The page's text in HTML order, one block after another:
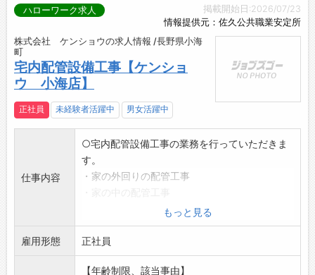
掲載開始日:2026/07/23
情報提供元：佐久公共職業安定所
ハローワーク求人
株式会社 ケンショウの求人情報 /長野県小海
町
宅内配管設備工事【ケンショ
ウ 小海店】
正社員 未経験者活躍中 男女活躍中
仕事内容
○宅内配管設備工事の業務を行っていただきま
す。
・家の外回りの配管工事
・住宅機器の取り付け工事
・リフォーム(ユニットバス、キッチン、洗面
台、便器)に伴なう
配管工事などの作業です。
もっと見る
雇用形態 正社員
【年齢制限、該当事由】